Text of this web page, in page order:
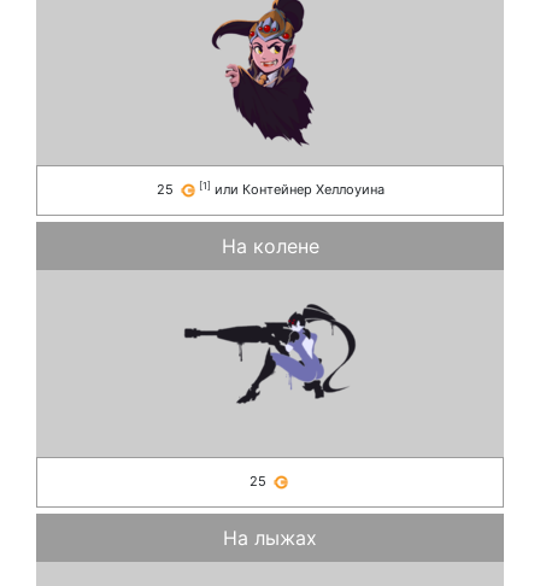
25 [1] или Контейнер Хеллоуина
На колене
25
На лыжах